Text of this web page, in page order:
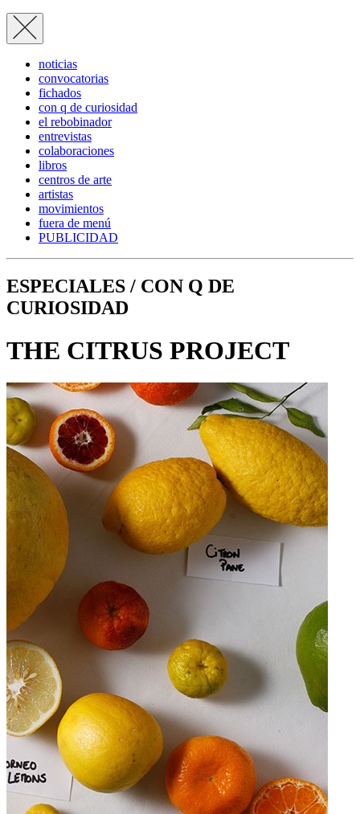
noticias
convocatorias
fichados
con q de curiosidad
el rebobinador
entrevistas
colaboraciones
libros
centros de arte
artistas
movimientos
fuera de menú
PUBLICIDAD
ESPECIALES / CON Q DE
CURIOSIDAD
THE CITRUS PROJECT